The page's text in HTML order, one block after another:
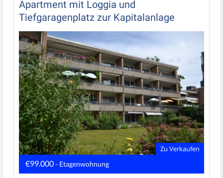
Apartment mit Loggia und
Tiefgaragenplatz zur Kapitalanlage
Zu Verkaufen
€99.000- Etagenwohnung